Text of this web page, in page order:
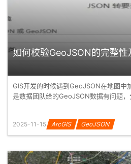
如何校验GeoJSON的完整性
GIS开发的时候遇到GeoJSON在地图中
是数据团队给的GeoJSON数据有问题，
2025-11-15 ArcGIS GeoJSON